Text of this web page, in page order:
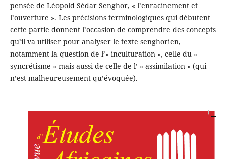
pensée de Léopold Sédar Senghor, « l’enracinement et
l’ouverture ». Les précisions terminologiques qui débutent
cette partie donnent l’occasion de comprendre des concepts
qu’il va utiliser pour analyser le texte senghorien,
notamment la question de l’« inculturation », celle du «
syncrétisme » mais aussi de celle de l’ « assimilation » (qui
n’est malheureusement qu’évoquée).